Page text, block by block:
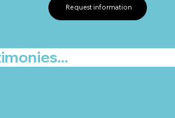
Request information